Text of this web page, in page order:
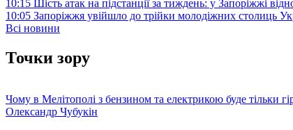
10:15 Шість атак на підстанції за тиждень: у Запоріжжі
10:05 Запоріжжя увійшло до трійки молодіжних столиць
Всі новини
Точки зору
Чому в Мелітополі з бензином та електрикою буде тільки
Олександр Чубукін